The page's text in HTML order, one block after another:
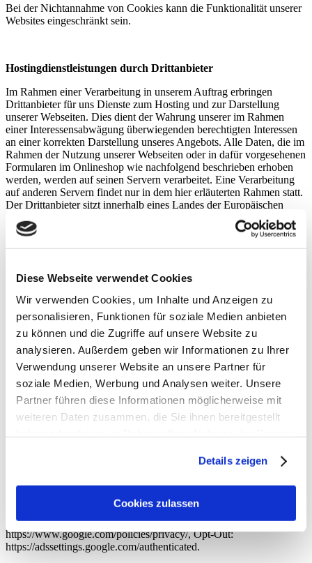
Diese Webseite verwendet Cookies
Wir verwenden Cookies, um Inhalte und Anzeigen zu
personalisieren, Funktionen für soziale Medien anbieten
zu können und die Zugriffe auf unsere Website zu
analysieren. Außerdem geben wir Informationen zu Ihrer
Verwendung unserer Website an unsere Partner für
soziale Medien, Werbung und Analysen weiter. Unsere
Partner führen diese Informationen möglicherweise mit
weiteren Daten zusammen, die Sie ihnen bereitgestellt
Cookies, wenn Sie unsere Webseite weiterhin nutzen.
Details zeigen
Cookies zulassen
Bei der Nichtannahme von Cookies kann die Funktionalität unserer
Websites eingeschränkt sein.
Hostingdienstleistungen durch Drittanbieter
Im Rahmen einer Verarbeitung in unserem Auftrag erbringen
Drittanbieter für uns Dienste zum Hosting und zur Darstellung
unserer Webseiten. Dies dient der Wahrung unserer im Rahmen
einer Interessensabwägung überwiegenden berechtigten Interessen
an einer korrekten Darstellung unseres Angebots. Alle Daten, die im
Rahmen der Nutzung unserer Webseiten oder in dafür vorgesehenen
Formularen im Onlineshop wie nachfolgend beschrieben erhoben
werden, werden auf seinen Servern verarbeitet. Eine Verarbeitung
auf anderen Servern findet nur in dem hier erläuterten Rahmen statt.
Der Drittanbieter sitzt innerhalb eines Landes der Europäischen
Sie sich mit Ihrem Namen, Ihrer E-Mail-Adresse und einem
Pseudonym registrieren. Alle weiteren Angaben sind optional. Die
Nutzung des Forums/der Kommentarfunktion erfolgt unter dem
Pseudonym. Wenn Sie Beiträge schreiben, wird Ihre IP-Adresse
gespeichert. Eine Auswertung oder eine Zusammenführung von
Pseudonym und echtem Namen erfolgt nur, falls der Beitrag
widerrechtliche Inhalte enthält (Beleidigungen u.Ä.). Die IP-
Adresse wird gelöscht, sobald wir Ihren Beitrag zur Kenntnis
genommen haben.
Wir binden die Videos der Plattform “YouTube” des Anbieters
Google LLC, 1600 Amphitheatre Parkway, Mountain View, CA
94043, USA, ein. Datenschutzerklärung:
https://www.google.com/policies/privacy/, Opt-Out:
https://adssettings.google.com/authenticated.